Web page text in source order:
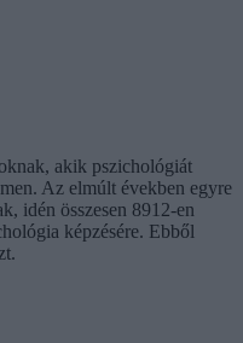
akik pszichológiát
Az elmúlt években egyre
idén összesen 8912-en
képzésére. Ebből